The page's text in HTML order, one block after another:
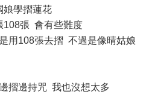
娘學摺蓮花
108張 會有些難度
用108張去摺 不過是像晴姑娘
摺邊持咒 我也沒想太多